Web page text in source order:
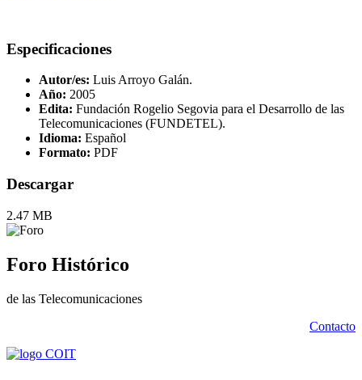
Especificaciones
Autor/es: Luis Arroyo Galán.
Año: 2005
Edita: Fundación Rogelio Segovia para el Desarrollo de las
Telecomunicaciones (FUNDETEL).
Idioma: Español
Formato: PDF
Descargar
2.47 MB
Foro Histórico
de las Telecomunicaciones
Contacto